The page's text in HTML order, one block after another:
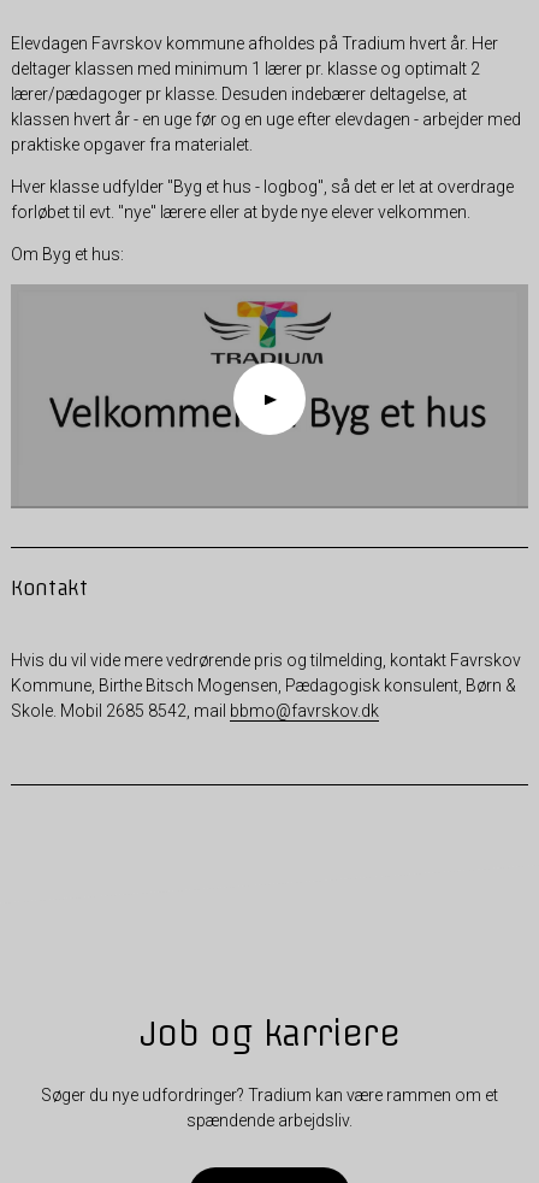
Elevdagen Favrskov kommune afholdes på Tradium hvert år. Her
deltager klassen med minimum 1 lærer pr. klasse og optimalt 2
lærer/pædagoger pr klasse. Desuden indebærer deltagelse, at
klassen hvert år - en uge før og en uge efter elevdagen - arbejder med
praktiske opgaver fra materialet.
Hver klasse udfylder "Byg et hus - logbog", så det er let at overdrage
forløbet til evt. "nye" lærere eller at byde nye elever velkommen.
Om Byg et hus:
Kontakt
Hvis du vil vide mere vedrørende pris og tilmelding, kontakt Favrskov
Kommune, Birthe Bitsch Mogensen, Pædagogisk konsulent, Børn &
Skole. Mobil 2685 8542, mail bbmo@favrskov.dk
Job og karriere
Søger du nye udfordringer? Tradium kan være rammen om et
spændende arbejdsliv.